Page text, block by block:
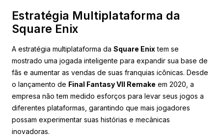
Estratégia Multiplataforma da
Square Enix
A estratégia multiplataforma da Square Enixtem se
mostrado uma jogada inteligente para expandir sua base de
fãs e aumentar as vendas de suas franquias icônicas. Desde
o lançamento de Final Fantasy VII Remake em 2020, a
empresa não tem medido esforços para levar seus jogos a
diferentes plataformas, garantindo que mais jogadores
possam experimentar suas histórias e mecânicas
inovadoras.